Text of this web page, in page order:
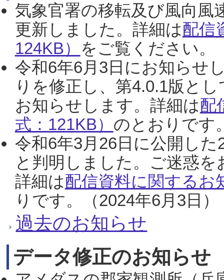
気象官署の移転及び風向風
更新しました。詳細は配信
124KB） をご覧ください。
令和6年6月3日にお知らせ
りを修正し、第4.0.1版と
お知らせします。詳細は配
式：121KB） のとおりです
令和6年3月26日に公開し
と判明しました。ご迷惑
詳細は配信資料に関するお
りです。（2024年6月3日）
過去のお知らせ
データ修正のお知らせ